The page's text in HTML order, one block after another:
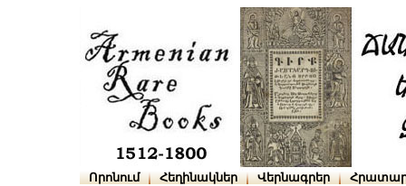
Որոնում Հեղինակներ Վերնագրեր